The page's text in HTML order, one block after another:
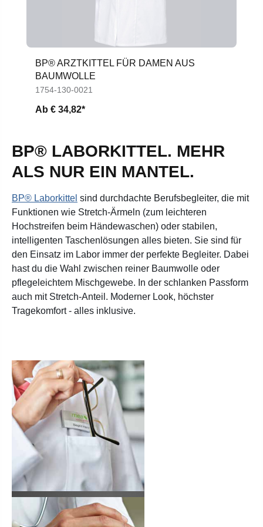
BP® ARZTKITTEL FÜR DAMEN AUS
BAUMWOLLE
1754-130-0021
Ab € 34,82*
BP® LABORKITTEL. MEHR
ALS NUR EIN MANTEL.
BP® Laborkittel sind durchdachte Berufsbegleiter, die mit
Funktionen wie Stretch-Ärmeln (zum leichteren
Hochstreifen beim Händewaschen) oder stabilen,
intelligenten Taschenlösungen alles bieten. Sie sind für
den Einsatz im Labor immer der perfekte Begleiter. Dabei
hast du die Wahl zwischen reiner Baumwolle oder
pflegeleichtem Mischgewebe. In der schlanken Passform
auch mit Stretch-Anteil. Moderner Look, höchster
Tragekomfort - alles inklusive.